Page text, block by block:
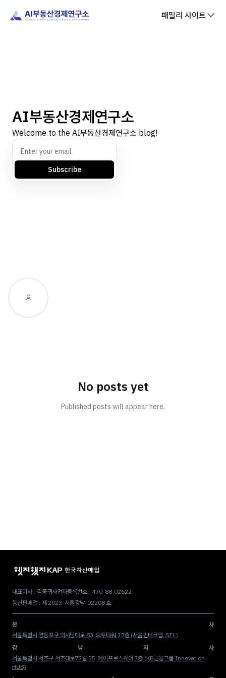
패밀리 사이트
AI부동산경제연구소
Welcome to the AI부동산경제연구소 blog!
Subscribe
No posts yet
Published posts will appear here.
대표이사 : 김종구사업자등록번호 : 470-88-02622
통신판매업 : 제 2023-서울강남-02208 호
본
사
서울특별시 영등포구 의사당대로 83, 오투타워 17층 (서울핀테크랩, SFL)
강
남 지
사
서울특별시 서초구 서초대로77길 55, 에이프로스퀘어 7층 (KB금융그룹 Innovation
HUB)